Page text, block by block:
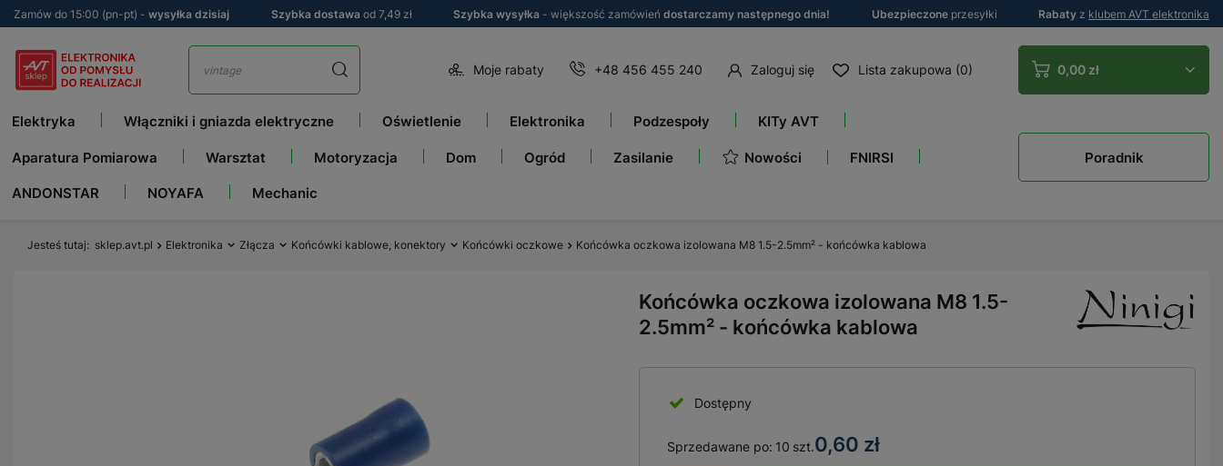
Zamów do 15:00 (pn-pt) - wysyłka dzisiaj Szybka dostawa od 7,49 zł Szybka wysyłka - większość zamówień dostarczamy następnego dnia! Ubezpieczone przesyłki Rabaty z klubem AVT elektronika
Moje rabaty +48 456 455 240 Zaloguj się Lista zakupowa (0) 0,00 zł
Elektryka Włączniki i gniazda elektryczne Oświetlenie Elektronika Podzespoły KITy AVT
Aparatura Pomiarowa Warsztat Motoryzacja Dom Ogród Zasilanie Nowości FNIRSI
ANDONSTAR NOYAFA Mechanic
Poradnik
Jesteś tutaj sklep.avt.pl Elektronika Złącza Końcówki kablowe, konektory Końcówki oczkowe Końcówka oczkowa izolowana M8 1.5-2.5mm² - końcówka kablowa
Końcówka oczkowa izolowana M8 1.5-
2.5mm² - końcówka kablowa
Dostępny
0,60 zł
Sprzedawane po: 10 szt.